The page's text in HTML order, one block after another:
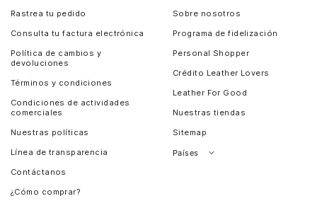
Rastrea tu pedido
Consulta tu factura electrónica
Política de cambios y
devoluciones
Términos y condiciones
Condiciones de actividades
comerciales
Nuestras políticas
Línea de transparencia
Contáctanos
¿Cómo comprar?
Sobre nosotros
Programa de fidelización
Personal Shopper
Crédito Leather Lovers
Leather For Good
Nuestras tiendas
Sitemap
Países